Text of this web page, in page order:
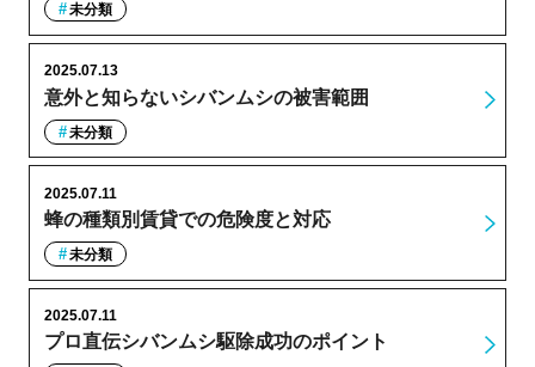
未分類
意外と知らないシバンムシの被害範囲
2025.07.13
未分類
蜂の種類別賃貸での危険度と対応
2025.07.11
未分類
プロ直伝シバンムシ駆除成功のポイント
2025.07.11